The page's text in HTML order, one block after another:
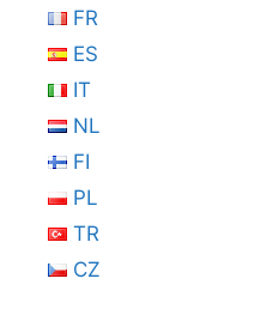
FR
ES
IT
NL
FI
PL
TR
CZ